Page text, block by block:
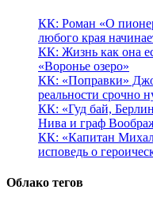
КК: Роман «О
любого края
КК: Жизнь как она
«Воронье озеро»
КК: «Поправки»
реальности срочно
КК: «Гуд бай,
Нива и граф
КК: «Капитан
исповедь о
Облако тегов